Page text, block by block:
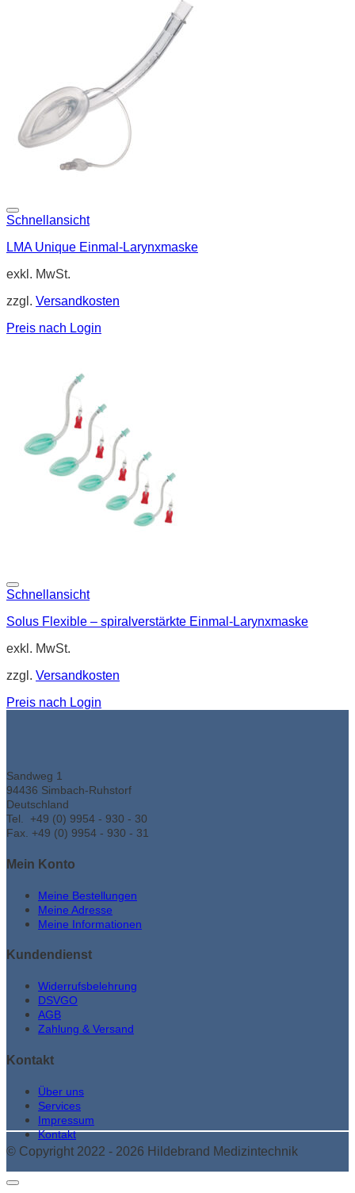
Schnellansicht
LMA Unique Einmal-Larynxmaske
exkl. MwSt.
zzgl. Versandkosten
Preis nach Login
Schnellansicht
Solus Flexible – spiralverstärkte Einmal-Larynxmaske
exkl. MwSt.
zzgl. Versandkosten
Preis nach Login
Sandweg 1
94436 Simbach-Ruhstorf
Deutschland
Tel. +49 (0) 9954 - 930 - 30
Fax. +49 (0) 9954 - 930 - 31
Mein Konto
Meine Bestellungen
Meine Adresse
Meine Informationen
Kundendienst
Widerrufsbelehrung
DSVGO
AGB
Zahlung & Versand
Kontakt
Über uns
Services
Impressum
Kontakt
© Copyright 2022 - 2026 Hildebrand Medizintechnik